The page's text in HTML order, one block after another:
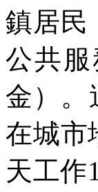
鎮居民
公共
金）。
在城市
天工作